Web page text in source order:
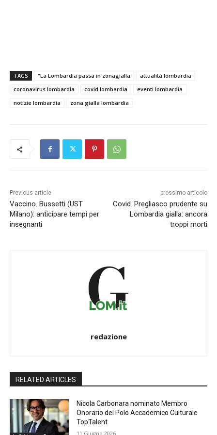
TAGS "La Lombardia passa in zonagialla
attualità lombardia
coronavirus lombardia
covid lombardia
eventi lombardia
notizie lombardia
zona gialla lombardia
Previous article
Vaccino. Bussetti (UST
Milano): anticipare tempi per
insegnanti
prossimo articolo
Covid. Pregliasco prudente su
Lombardia gialla: ancora
troppi morti
redazione
RELATED ARTICLES
Nicola Carbonara nominato Membro
Onorario del Polo Accademico Culturale
TopTalent
11 Giugno 2026